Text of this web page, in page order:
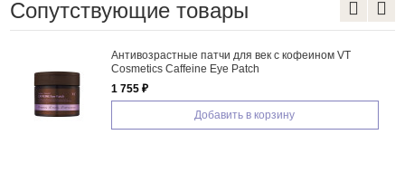
Сопутствующие товары
Антивозрастные патчи для глаз с ретинолом
Mediheal Retinol Collagen Eye Ampoule Patch
Добавить в корзину